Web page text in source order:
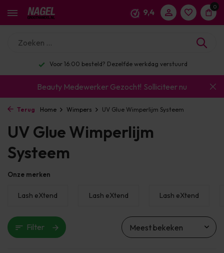
9,4
0
Voor 16:00 besteld? Dezelfde werkdag verstuurd
Beauty Medewerker Gezocht! Solliciteer nu
Terug Home Wimpers UV Glue Wimperlijm Systeem
UV Glue Wimperlijm
Systeem
Onze merken
Lash eXtend Lash eXtend Lash eXtend
Filter